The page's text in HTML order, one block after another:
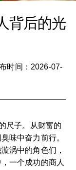
背后的光
时间：2026-07-
尺子。从财富的
味中奋力前行。
涡中的角色们，
一个成功的商人